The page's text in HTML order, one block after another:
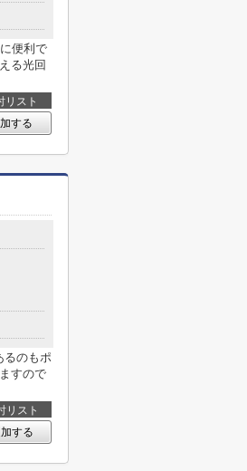
便利で
る光回
リスト
する
るのもポ
すので
リスト
する